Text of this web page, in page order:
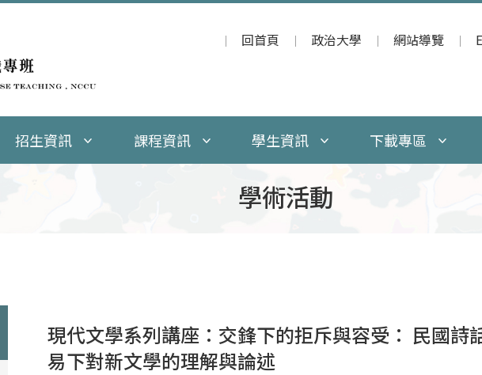
回首頁
政治大學 網站導覽
招生資訊 課程資訊 學生資訊 下載專區
學術活動
現代文學系列講座：交鋒下的拒斥與容受： 民國詩
易下對新文學的理解與論述